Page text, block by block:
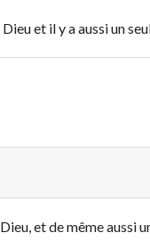
et il y a aussi un
et de même aussi